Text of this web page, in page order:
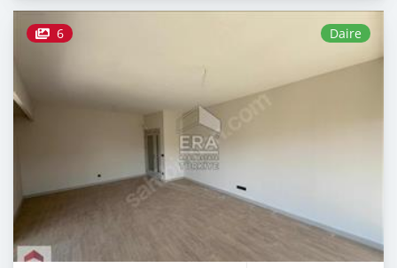
6 Daire